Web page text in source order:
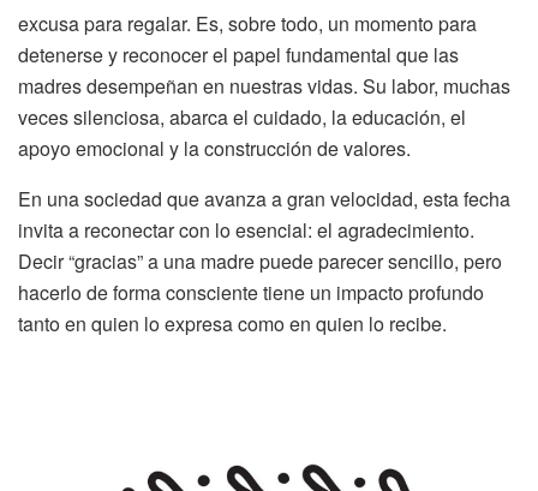
excusa para regalar. Es, sobre todo, un momento para
detenerse y reconocer el papel fundamental que las
madres desempeñan en nuestras vidas. Su labor, muchas
veces silenciosa, abarca el cuidado, la educación, el
apoyo emocional y la construcción de valores.
En una sociedad que avanza a gran velocidad, esta fecha
invita a reconectar con lo esencial: el agradecimiento.
Decir “gracias” a una madre puede parecer sencillo, pero
hacerlo de forma consciente tiene un impacto profundo
tanto en quien lo expresa como en quien lo recibe.